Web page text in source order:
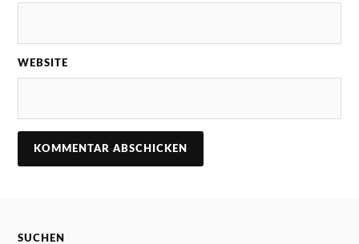
WEBSITE
SUCHEN